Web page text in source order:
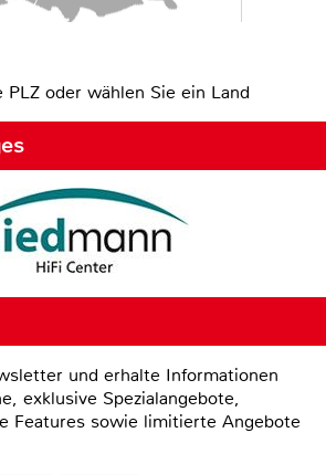
PLZ oder wählen Sie ein Land
und erhalte Informationen
exklusive Spezialangebote,
Features sowie limitierte Angebote